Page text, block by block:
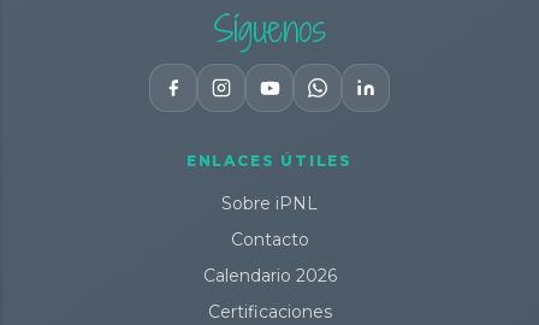
Síguenos
ENLACES ÚTILES
Sobre iPNL
Contacto
Calendario 2026
Certificaciones